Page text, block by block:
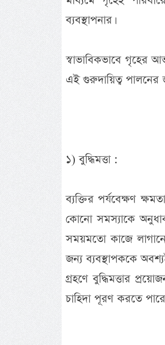
ব্যবস্থাপনার।
স্বাভাবিকভাবে গৃহের
এই গুরুদায়িত্ব
১) বুদ্ধিমত্তা :
ব্যক্তির পর্যবেক্ষণ
কোনো সমস্যাকে
সময়মতো কাজে
জন্য ব্যবস্থাপককে
গ্রহণে বুদ্ধিমত্তার
চাহিদা পূরণ করতে